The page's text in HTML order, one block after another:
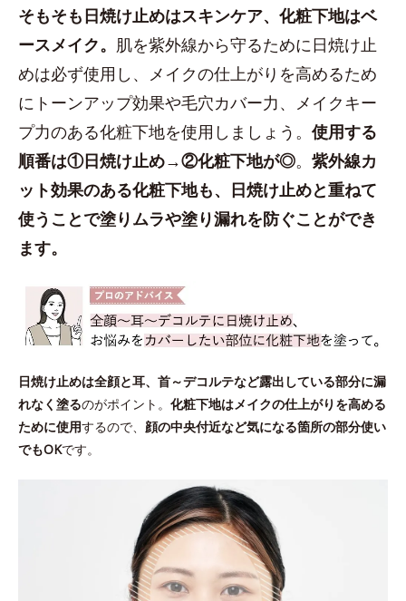
そもそも日焼け止めはスキンケア、化粧下地はベ
ースメイク。 肌を紫外線から守るために日焼け止
めは必ず使用し、メイクの仕上がりを高めるため
にトーンアップ効果や毛穴カバー力、メイクキー
プ力のある化粧下地を使用しましょう。 使用する
順番は①日焼け止め→②化粧下地が◎。 紫外線カ
ット効果のある化粧下地も、日焼け止めと重ねて
使うことで塗りムラや塗り漏れを防ぐことができ
ます。
日焼け止めは全顔と耳、首～デコルテなど露出している部分に漏
れなく塗るのがポイント。 化粧下地はメイクの仕上がりを高める
ために使用するので、 顔の中央付近など気になる箇所の部分使い
でもOKです。